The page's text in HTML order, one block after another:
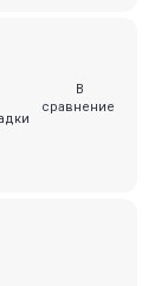
В
сравнение